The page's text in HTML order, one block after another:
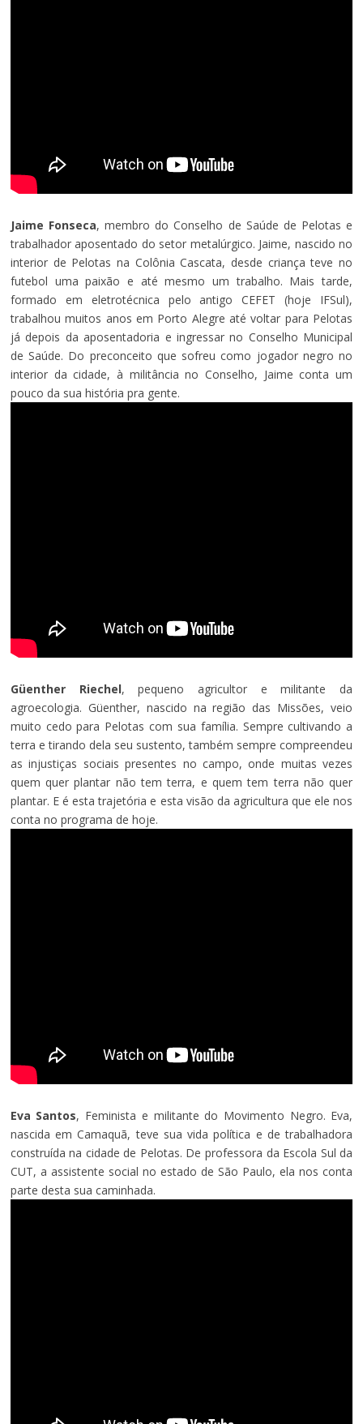
Jaime Fonseca, membro do Conselho de Saúde de Pelotas e
trabalhador aposentado do setor metalúrgico. Jaime, nascido no
interior de Pelotas na Colônia Cascata, desde criança teve no
futebol uma paixão e até mesmo um trabalho. Mais tarde,
formado em eletrotécnica pelo antigo CEFET (hoje IFSul),
trabalhou muitos anos em Porto Alegre até voltar para Pelotas
já depois da aposentadoria e ingressar no Conselho Municipal
de Saúde. Do preconceito que sofreu como jogador negro no
interior da cidade, à militância no Conselho, Jaime conta um
pouco da sua história pra gente.
Güenther Riechel, pequeno agricultor e militante da
agroecologia. Güenther, nascido na região das Missões, veio
muito cedo para Pelotas com sua família. Sempre cultivando a
terra e tirando dela seu sustento, também sempre compreendeu
as injustiças sociais presentes no campo, onde muitas vezes
quem quer plantar não tem terra, e quem tem terra não quer
plantar. E é esta trajetória e esta visão da agricultura que ele nos
conta no programa de hoje.
Eva Santos, Feminista e militante do Movimento Negro. Eva,
nascida em Camaquã, teve sua vida política e de trabalhadora
construída na cidade de Pelotas. De professora da Escola Sul da
CUT, a assistente social no estado de São Paulo, ela nos conta
parte desta sua caminhada.